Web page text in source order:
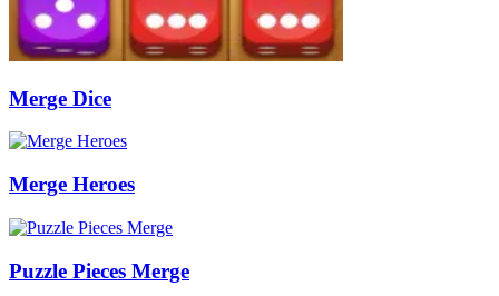
Merge Dice
Merge Heroes
Puzzle Pieces Merge